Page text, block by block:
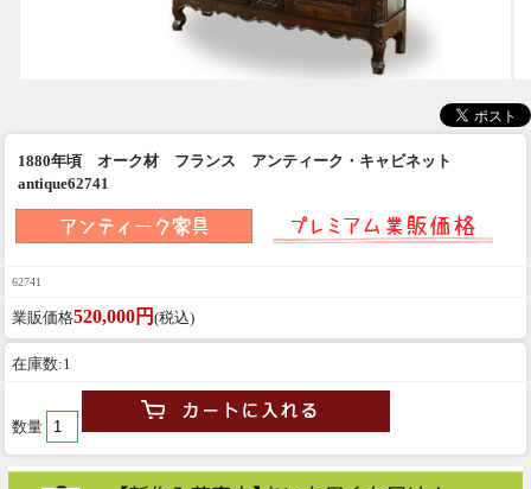
1880年頃 オーク材 フランス アンティーク・キャビネット
antique62741
62741
業販価格520,000円 (税込)
在庫数:1
数量